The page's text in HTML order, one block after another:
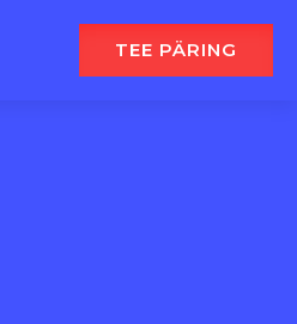
TEE PÄRING